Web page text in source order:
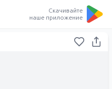
Скачивайте
наше приложение